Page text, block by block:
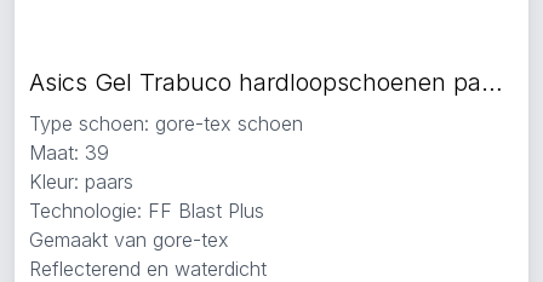
Asics Gel Trabuco hardloopschoenen paars
Type schoen: gore-tex schoen
Maat: 39
Kleur: paars
Technologie: FF Blast Plus
Gemaakt van gore-tex
Reflecterend en waterdicht